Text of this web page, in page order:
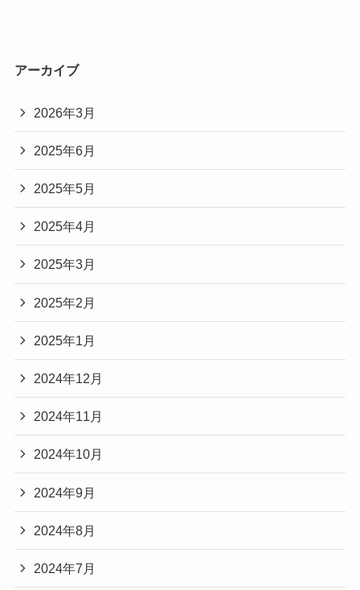
アーカイブ
2026年3月
2025年6月
2025年5月
2025年4月
2025年3月
2025年2月
2025年1月
2024年12月
2024年11月
2024年10月
2024年9月
2024年8月
2024年7月